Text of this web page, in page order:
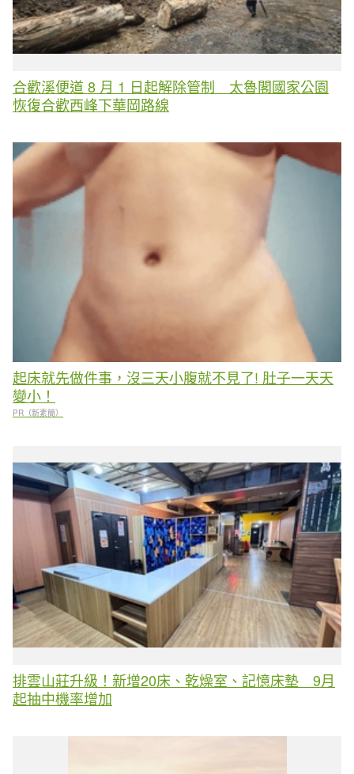
合歡溪便道 8 月 1 日起解除管制 太魯閣國家公園
恢復合歡西峰下華岡路線
起床就先做件事，沒三天小腹就不見了! 肚子一天天
變小！
PR（新素簡）
排雲山莊升級！新增20床、乾燥室、記憶床墊 9月
起抽中機率增加